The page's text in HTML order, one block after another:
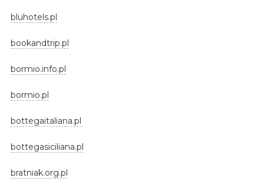
bluhotels.pl
bookandtrip.pl
bormio.info.pl
bormio.pl
bottegaitaliana.pl
bottegasiciliana.pl
bratniak.org.pl